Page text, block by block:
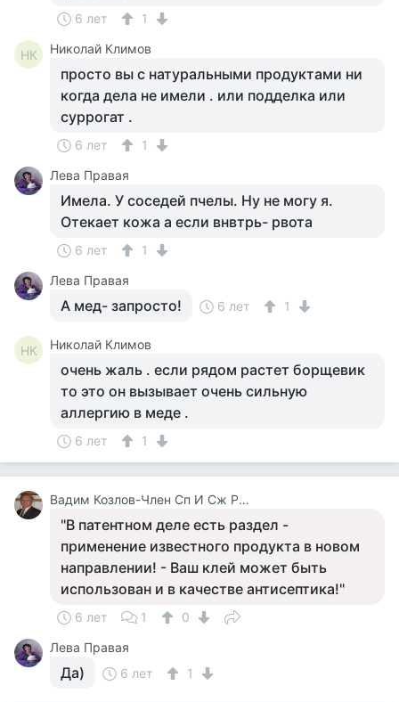
6 лет 1
НК Николай Климов
просто вы с натуральными продуктами ни
когда дела не имели . или подделка или
суррогат .
6 лет
1
Лева Правая
Имела. У соседей пчелы. Ну не могу я.
Отекает кожа а если внвтрь- рвота
6 лет
1
Лева Правая
А мед- запросто! 6 лет 1
НК Николай Климов
очень жаль . если рядом растет борщевик
то это он вызывает очень сильную
аллергию в меде .
6 лет 1
Вадим Козлов-Член Сп И Сж России.будут Вопросы -Звоните 8 926 571 18 95
"В патентном деле есть раздел -
применение известного продукта в новом
направлении! - Ваш клей может быть
использован и в качестве антисептика!"
6 лет 1
0
Лева Правая
Да) 6 лет 1